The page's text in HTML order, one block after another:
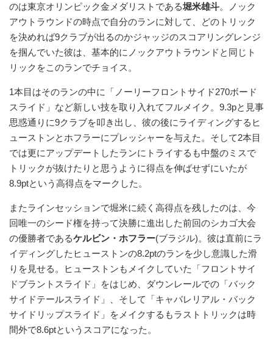
のは東京オリンピック金メダリストである堀米雄斗。ノック
アウトラウンドの時点で自分のランに対して、どのトリック
を決めれば9クラブが出るのかジャッジのスコアリングレンジ
を掴んでいた彼は、基本的にノックアウトラウンドと同じト
リックをこのランでチョイス。
1本目はそのランの中に「ノーリーフロントサイド270ボード
スライド」など新しい技を取り入れてフルメイク。9.3pと見事
思惑通りに9クラブを叩き出し、彼の後にライディングするヒ
ューストンとホフラーにプレッシャーを与えた。そして2本目
では更にアップデートしたランにトライするも中盤のミスで
トリックが抜けたりと思うように得点を伸ばせずにいたが
8.9ptという高得点をマークした。
またラインセッションで堀米に続く高得点を残したのは、今
回唯一のシード権を持って決勝に進出した前回のシカゴ大会
の優勝者であるケルビン・ホフラー(ブラジル)。彼は直前にラ
イディングしたヒューストンの8.2ptのランを少し意識した滑
りを見せる。ヒューストンもメイクしていた「フロントサイ
ドブラントスライド」をはじめ、ダウンレールでの「バック
サイドテールスライド」、そして「キャバレリアル・バック
サイドリップスライド」をメイクするもラストトリックは時
間外で8.6ptというスコアになった。